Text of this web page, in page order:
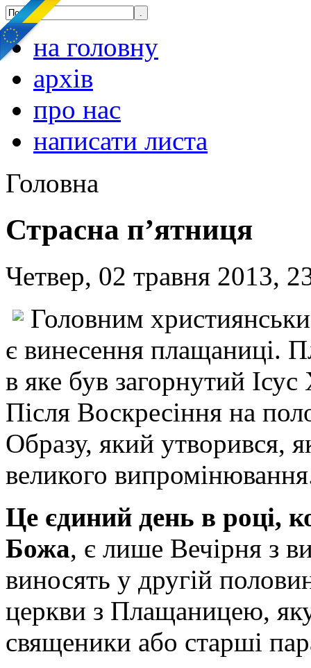
на головну
архів
про нас
написати листа
Головна
Страсна п’ятниця
Четвер, 02 травня 2013,
Головним
є винесення плащаниці.
в яке був загорнутий
Після Воскресіння на
Образу, який утворився,
великого
Це єдиний день в році,
Божа, є лише Вечірня з
виносять у другій
церкви з Плащаницею,
священики або старші